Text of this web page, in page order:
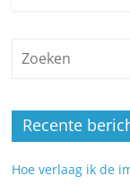
Recente
Hoe verlaag ik de